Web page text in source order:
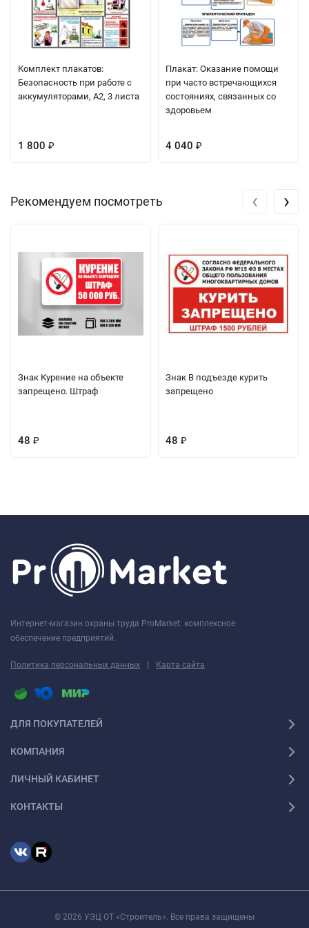
Комплект плакатов:
Безопасность при работе с
аккумуляторами, А2, 3 листа
1 800 ₽
Плакат: Оказание помощи
при часто встречающихся
состояниях, связанных со
здоровьем
4 040 ₽
Рекомендуем посмотреть
Знак Курение на объекте
запрещено. Штраф
48 ₽
Знак В подъезде курить
запрещено
48 ₽
‹ ›
Интернет-магазин охраны труда ProMarket: комплексное
обеспечение предприятий.
Политика персональных данных | Карта сайта
ДЛЯ ПОКУПАТЕЛЕЙ
КОМПАНИЯ
ЛИЧНЫЙ КАБИНЕТ
КОНТАКТЫ
© 2026 УЭЦ ОТ «Строитель». Все права защищены